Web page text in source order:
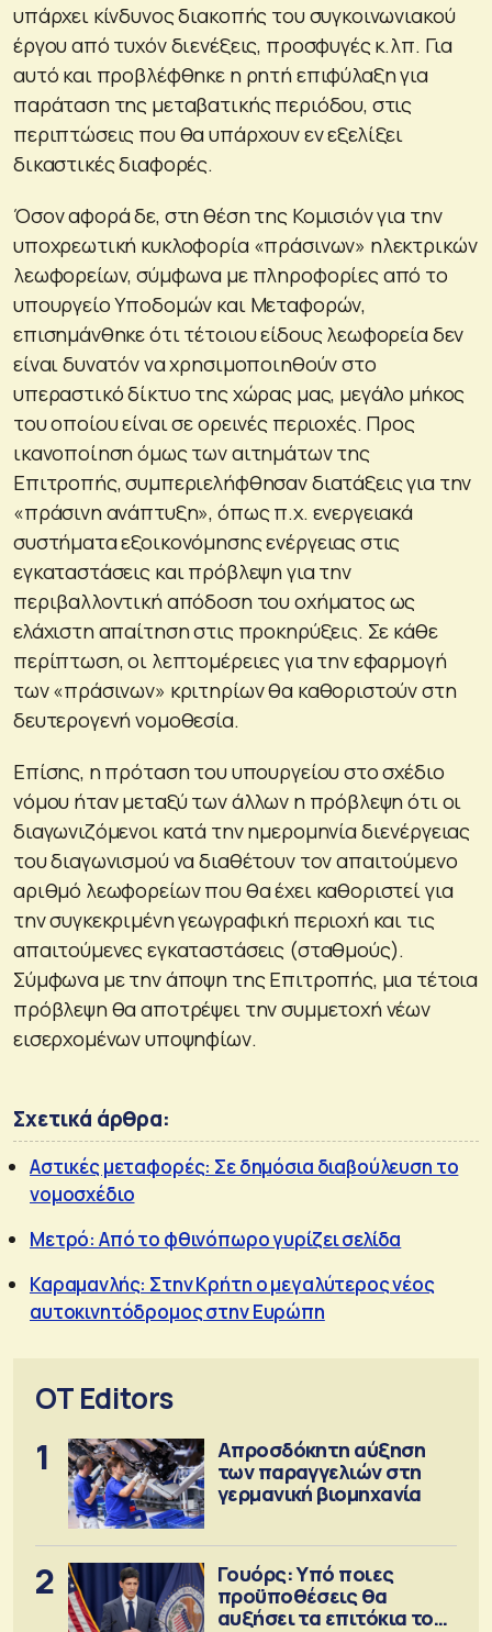
υπάρχει κίνδυνος διακοπής του συγκοινωνιακού
έργου από τυχόν διενέξεις, προσφυγές κ.λπ. Για
αυτό και προβλέφθηκε η ρητή επιφύλαξη για
παράταση της μεταβατικής περιόδου, στις
περιπτώσεις που θα υπάρχουν εν εξελίξει
δικαστικές διαφορές.
Όσον αφορά δε, στη θέση της Κομισιόν για την
υποχρεωτική κυκλοφορία «πράσινων» ηλεκτρικών
λεωφορείων, σύμφωνα με πληροφορίες από το
υπουργείο Υποδομών και Μεταφορών,
επισημάνθηκε ότι τέτοιου είδους λεωφορεία δεν
είναι δυνατόν να χρησιμοποιηθούν στο
υπεραστικό δίκτυο της χώρας μας, μεγάλο μήκος
του οποίου είναι σε ορεινές περιοχές. Προς
ικανοποίηση όμως των αιτημάτων της
Επιτροπής, συμπεριελήφθησαν διατάξεις για την
«πράσινη ανάπτυξη», όπως π.χ. ενεργειακά
συστήματα εξοικονόμησης ενέργειας στις
εγκαταστάσεις και πρόβλεψη για την
περιβαλλοντική απόδοση του οχήματος ως
ελάχιστη απαίτηση στις προκηρύξεις. Σε κάθε
περίπτωση, οι λεπτομέρειες για την εφαρμογή
των «πράσινων» κριτηρίων θα καθοριστούν στη
δευτερογενή νομοθεσία.
Επίσης, η πρόταση του υπουργείου στο σχέδιο
νόμου ήταν μεταξύ των άλλων η πρόβλεψη ότι οι
διαγωνιζόμενοι κατά την ημερομηνία διενέργειας
του διαγωνισμού να διαθέτουν τον απαιτούμενο
αριθμό λεωφορείων που θα έχει καθοριστεί για
την συγκεκριμένη γεωγραφική περιοχή και τις
απαιτούμενες εγκαταστάσεις (σταθμούς).
Σύμφωνα με την άποψη της Επιτροπής, μια τέτοια
πρόβλεψη θα αποτρέψει την συμμετοχή νέων
εισερχομένων υποψηφίων.
Σχετικά άρθρα:
Αστικές μεταφορές: Σε δημόσια διαβούλευση το
νομοσχέδιο
Μετρό: Από το φθινόπωρο γυρίζει σελίδα
Καραμανλής: Στην Κρήτη ο μεγαλύτερος νέος
αυτοκινητόδρομος στην Ευρώπη
OT Editors
1
Απροσδόκητη αύξηση
των παραγγελιών στη
γερμανική βιομηχανία
2
Γουόρς: Υπό ποιες
προϋποθέσεις θα
αυξήσει τα επιτόκια τον